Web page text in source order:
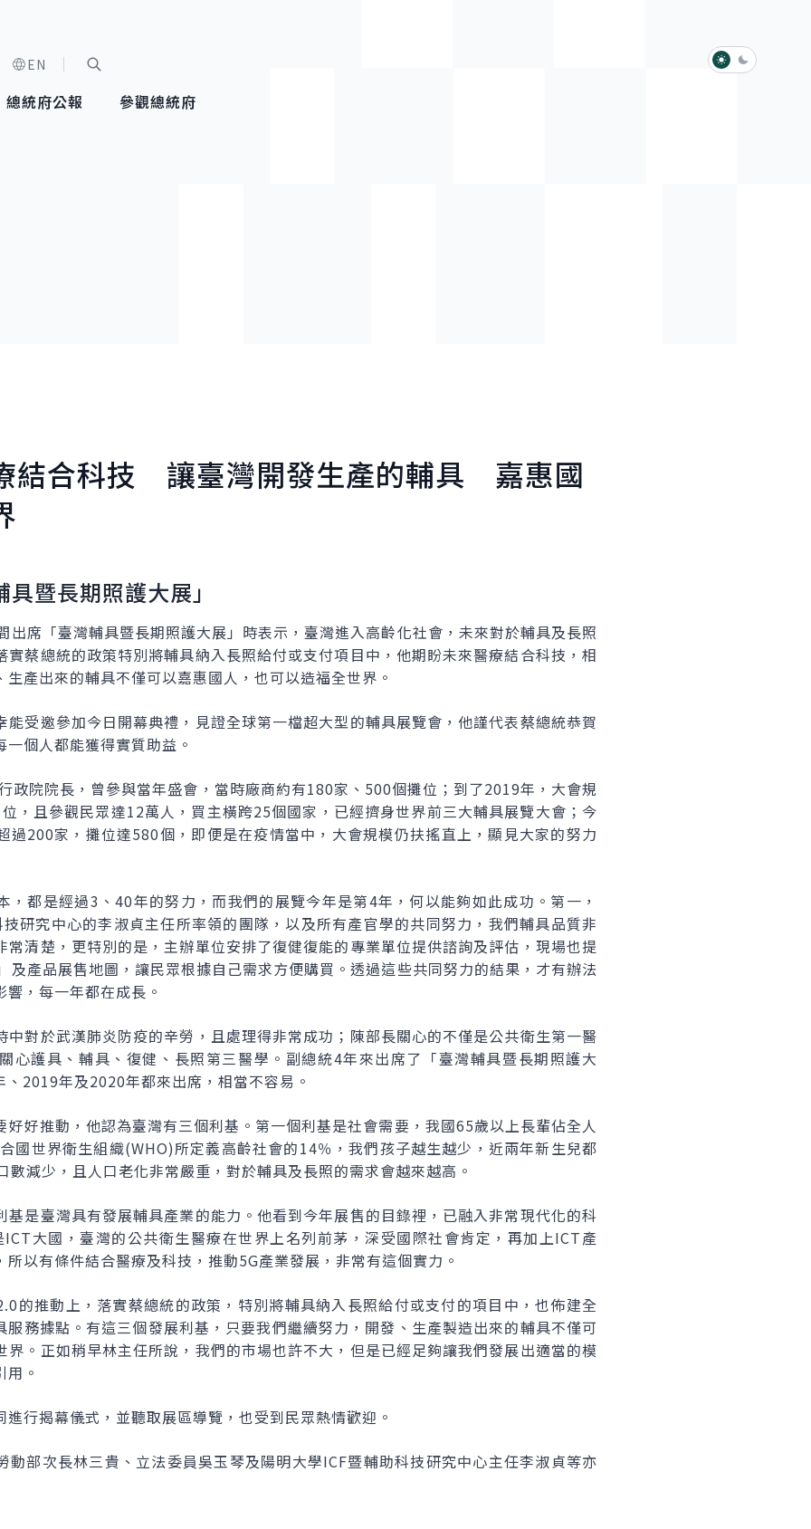
級選單
EN
總統府公報 參觀總統府
淺色模式
深色模式
結合科技 讓臺灣開發生產的輔具 嘉惠國
暨長期照護大展」
出席「臺灣輔具暨長期照護大展」時表示，臺灣進入高齡化社會，未來對於輔具及長照
實蔡總統的政策特別將輔具納入長照給付或支付項目中，他期盼未來醫療結合科技，相
產出來的輔具不僅可以嘉惠國人，也可以造福全世界。
能受邀參加今日開幕典禮，見證全球第一檔超大型的輔具展覽會，他謹代表蔡總統恭賀
個人都能獲得實質助益。
政院院長，曾參與當年盛會，當時廠商約有180家、500個攤位；到了2019年，大會規
，且參觀民眾達12萬人，買主橫跨25個國家，已經擠身世界前三大輔具展覽大會；今
過200家，攤位達580個，即便是在疫情當中，大會規模仍扶搖直上，顯見大家的努力
，都是經過3、40年的努力，而我們的展覽今年是第4年，何以能夠如此成功。第一，
研究中心的李淑貞主任所率領的團隊，以及所有產官學的共同努力，我們輔具品質非
常清楚，更特別的是，主辦單位安排了復健復能的專業單位提供諮詢及評估，現場也提
及產品展售地圖，讓民眾根據自己需求方便購買。透過這些共同努力的結果，才有辦法
，每一年都在成長。
中對於武漢肺炎防疫的辛勞，且處理得非常成功；陳部長關心的不僅是公共衛生第一醫
心護具、輔具、復健、長照第三醫學。副總統4年來出席了「臺灣輔具暨長期照護大
2019年及2020年都來出席，相當不容易。
好推動，他認為臺灣有三個利基。第一個利基是社會需要，我國65歲以上長輩佔全人
國世界衛生組織(WHO)所定義高齡社會的14％，我們孩子越生越少，近兩年新生兒都
數減少，且人口老化非常嚴重，對於輔具及長照的需求會越來越高。
基是臺灣具有發展輔具產業的能力。他看到今年展售的目錄裡，已融入非常現代化的科
ICT大國，臺灣的公共衛生醫療在世界上名列前茅，深受國際社會肯定，再加上ICT產
以有條件結合醫療及科技，推動5G產業發展，非常有這個實力。
的推動上，落實蔡總統的政策，特別將輔具納入長照給付或支付的項目中，也佈建全
務據點。有這三個發展利基，只要我們繼續努力，開發、生產製造出來的輔具不僅可
界。正如稍早林主任所說，我們的市場也許不大，但是已經足夠讓我們發展出適當的模
。
行揭幕儀式，並聽取展區導覽，也受到民眾熱情歡迎。
動部次長林三貴、立法委員吳玉琴及陽明大學ICF暨輔助科技研究中心主任李淑貞等亦